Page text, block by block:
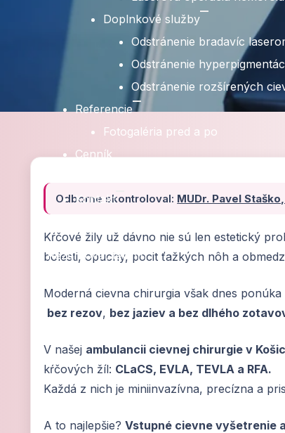
Doplnkové služby
Odstránenie bradavíc
Odstránenie
Odstránenie rozšírených
Referencie
Fotogaléria pred a po
Cenník
Kontakt
Rezervovať termín
Odborne skontroloval: MUDr. Pavel
Kŕčové žily už dávno nie sú len estetický
bolesti, opuchy, pocit ťažkých nôh a
Moderná cievna chirurgia však dnes
bez rezov, bez jaziev a bez dlhého
V našej ambulancii cievnej chirurgie v
kŕčových žíl: CLaCS, EVLA, TEVLA a RFA.
Každá z nich je miniinvazívna, precízna a
A to najlepšie?Vstupné cievne vyšetrenie